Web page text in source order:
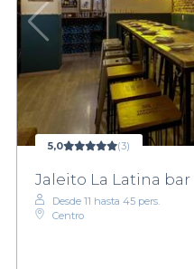
5,0 (3)
Jaleito La Latina bar
Desde 11 hasta 45 pers.
Centro